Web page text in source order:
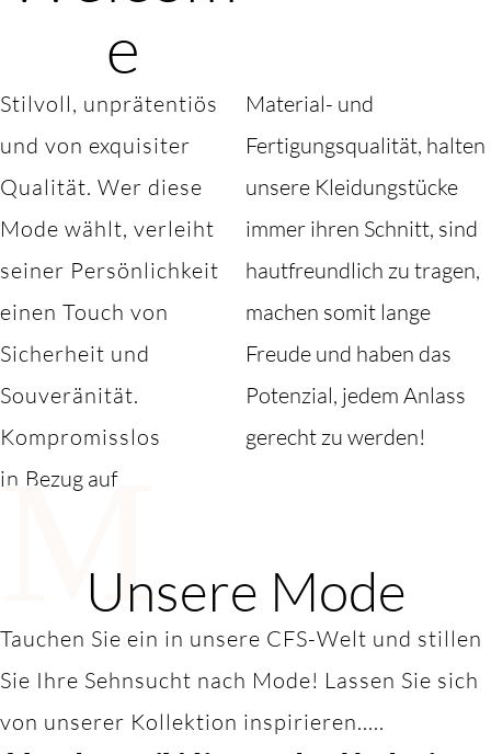
e
Stilvoll, unprätentiös
und von exquisiter
Qualität. Wer diese
Mode wählt, verleiht
seiner Persönlichkeit
einen Touch von
Sicherheit und
Souveränität.
Kompromisslos
in Bezug auf
Material- und
Fertigungsqualität, halten
unsere Kleidungstücke
immer ihren Schnitt, sind
hautfreundlich zu tragen,
machen somit lange
Freude und haben das
Potenzial, jedem Anlass
gerecht zu werden!
MUnsere Mode
Tauchen Sie ein in unsere CFS-Welt und stillen
Sie Ihre Sehnsucht nach Mode! Lassen Sie sich
von unserer Kollektion inspirieren.....